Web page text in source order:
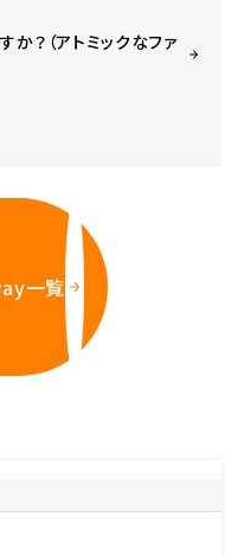
か？（アトミックなファ
一覧